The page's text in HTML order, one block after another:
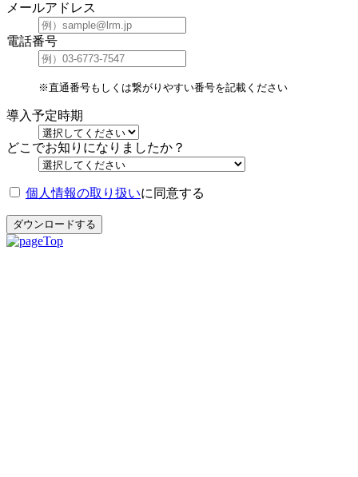
メールアドレス
電話番号
※直通番号もしくは繋がりやすい番号を記載ください
導入予定時期
どこでお知りになりましたか？
個人情報の取り扱いに同意する
ダウンロードする